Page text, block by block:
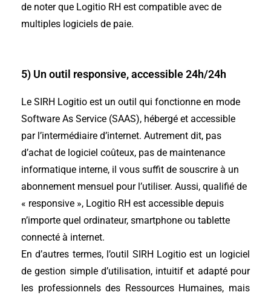
de noter que Logitio RH est compatible avec de
multiples logiciels de paie.
5) Un outil responsive, accessible 24h/24h
Le SIRH Logitio est un outil qui fonctionne en mode
Software As Service (SAAS), hébergé et accessible
par l’intermédiaire d’internet. Autrement dit, pas
d’achat de logiciel coûteux, pas de maintenance
informatique interne, il vous suffit de souscrire à un
abonnement mensuel pour l’utiliser. Aussi, qualifié de
« responsive », Logitio RH est accessible depuis
n’importe quel ordinateur, smartphone ou tablette
connecté à internet.
En d’autres termes, l’outil SIRH Logitio est un logiciel
de gestion simple d’utilisation, intuitif et adapté pour
les professionnels des Ressources Humaines, mais